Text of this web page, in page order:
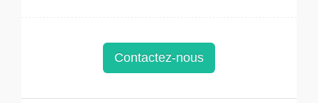
Contactez-nous